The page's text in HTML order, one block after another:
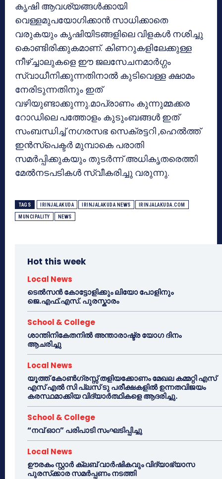
കൃഷി ആവശ്യങ്ങള്‍ക്കായി
വെള്ളമുപയോഗിക്കാന്‍ സാധിക്കാതെ
വരുകയും കൃഷിയിടങ്ങളിലെ വിളകള്‍ നശിച്ചു
കൊണ്ടിരിക്കുകമാണ്. കിണറുകളിലേക്കുള്ള
നീഴ്ച്ചാലുകളെ ഈ ജലസേചനമാര്‍ഗ്ഗം
സ്വാധീനിക്കുന്നതിനാല്‍ കുടിവെള്ള ക്ഷാമം
നേരിടുന്നതിനും ഇത്
വഴിയുണ്ടാക്കുന്നു.മാപ്രാണം കുന്നുമ്മക്കര
റോഡിലെ പത്തോളം കുടുംബങ്ങള്‍ ഇത്
സംബന്ധിച്ച് നഗരസഭ സെക്രട്ടറി ,ഹെല്‍ത്ത്
ഇന്‍സ്‌പെക്ടര്‍ മുമ്പാകെ പരാതി
സമര്‍പ്പിക്കുകയും തുടര്‍ന്ന് അധികൃതരെത്തി
മേല്‍നടപടികള്‍ സ്വീകരിച്ചു വരുന്നു.
TAGS IRINJALAKUDA IRINJALAKUDA NEWS IRINJALAKUDA.COM
MUNCIPALITY NEWS
Hot this week
Local News
ടെൽസൻ കോട്ടോളിക്കും ലിയോ പോളിനും
ജെ.എഫ്.എസ്. പുരസ്കാരം
School & College
ശാന്തിനികേതനിൽ അന്താരാഷ്ട്ര യോഗ ദിനം
ആചരിച്ചു
Local News
യൂത്ത് കോൺഗ്രസ്സ് തളിയക്കോണം മേഖല കമ്മറ്റി എസ്
എസ് എൽ സി പ്ലസ് ടു പരീക്ഷകളിൽ ഉന്നതവിജയം
കരസ്ഥമാക്കിയ വിദ്യാർത്ഥികളെ ആദരിച്ചു.
School & College
“നവ് ഓറ” പരിപാടി സംഘടിപ്പിച്ചു
Local News
ഊരകം സ്റ്റാർ ക്ലബ് വാർഷികവും വിദ്യാഭ്യാസ
പുരസ്‌ക്കാര സമർപ്പണം നടത്തി